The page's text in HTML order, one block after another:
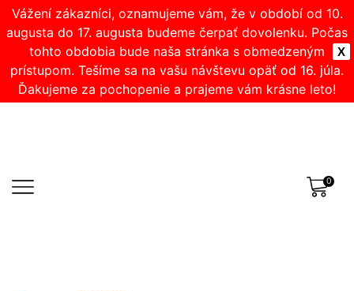
X
Vážení zákazníci, oznamujeme vám, že v období od 10.
augusta do 17. augusta budeme čerpať dovolenku. Počas
tohto obdobia bude naša stránka s obmedzeným
prístupom. Tešíme sa na vašu návštevu opäť od 16. júla.
Ďakujeme za pochopenie a prajeme vám krásne leto!
0